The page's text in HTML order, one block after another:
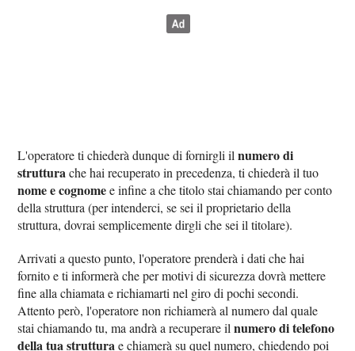
L'operatore ti chiederà dunque di fornirgli ilnumero di
strutturache hai recuperato in precedenza, ti chiederà il tuo
nome e cognomee infine a che titolo stai chiamando per conto
della struttura (per intenderci, se sei il proprietario della
struttura, dovrai semplicemente dirgli che sei il titolare).
Arrivati a questo punto, l'operatore prenderà i dati che hai
fornito e ti informerà che per motivi di sicurezza dovrà mettere
fine alla chiamata e richiamarti nel giro di pochi secondi.
Attento però, l'operatore non richiamerà al numero dal quale
stai chiamando tu, ma andrà a recuperare ilnumero di telefono
della tua strutturae chiamerà su quel numero, chiedendo poi